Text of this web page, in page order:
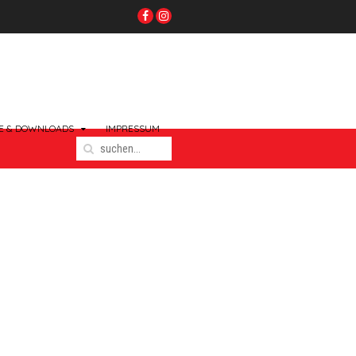
& DOWNLOADS IMPRESSUM